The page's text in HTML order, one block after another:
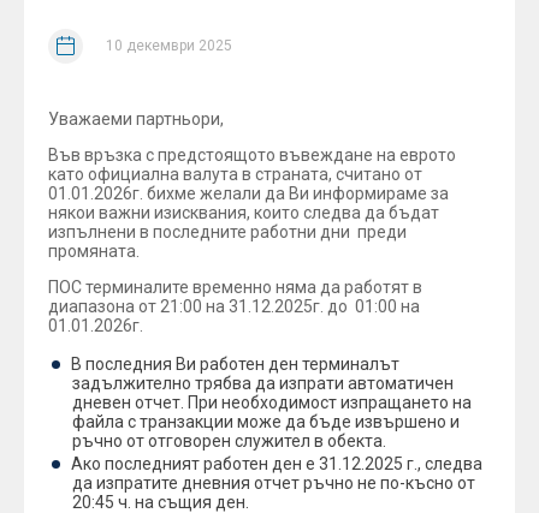
10 декември 2025
Уважаеми партньори,
Във връзка с предстоящото въвеждане на еврото
като официална валута в страната, считано от
01.01.2026г. бихме желали да Ви информираме за
някои важни изисквания, които следва да бъдат
изпълнени в последните работни дни преди
промяната.
ПОС терминалите временно няма да работят в
диапазона от 21:00 на 31.12.2025г. до 01:00 на
01.01.2026г.
В последния Ви работен ден терминалът
задължително трябва да изпрати автоматичен
дневен отчет. При необходимост изпращането на
файла с транзакции може да бъде извършено и
ръчно от отговорен служител в обекта.
Ако последният работен ден е 31.12.2025 г., следва
да изпратите дневния отчет ръчно не по-късно от
20:45 ч. на същия ден.